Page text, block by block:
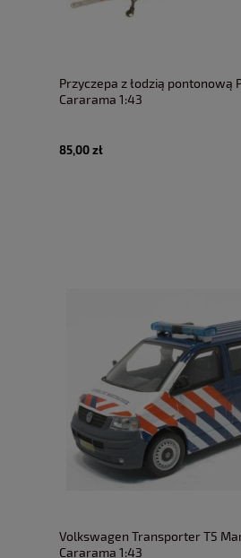
Przyczepa z łodzią pontonową
Cararama 1:43
85,00 zł
Volkswagen Transporter T5
Cararama 1:43